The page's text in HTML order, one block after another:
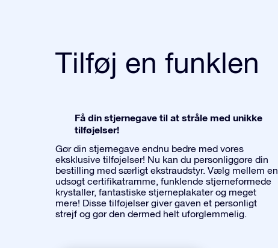
Tilføj en funklen
Få din stjernegave til at stråle med unikke
tilføjelser!
Gør din stjernegave endnu bedre med vores
eksklusive tilføjelser! Nu kan du personliggøre din
bestilling med særligt ekstraudstyr. Vælg mellem en
udsøgt certifikatramme, funklende stjerneformede
krystaller, fantastiske stjerneplakater og meget
mere! Disse tilføjelser giver gaven et personligt
strejf og gør den dermed helt uforglemmelig.